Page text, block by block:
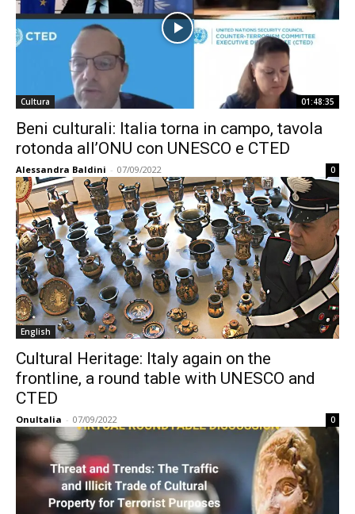
Cultura 01:48:35
Beni culturali: Italia torna in campo, tavola
rotonda all’ONU con UNESCO e CTED
Alessandra Baldini - 07/09/2022 0
English
Cultural Heritage: Italy again on the
frontline, a round table with UNESCO and
CTED
OnuItalia - 07/09/2022 0